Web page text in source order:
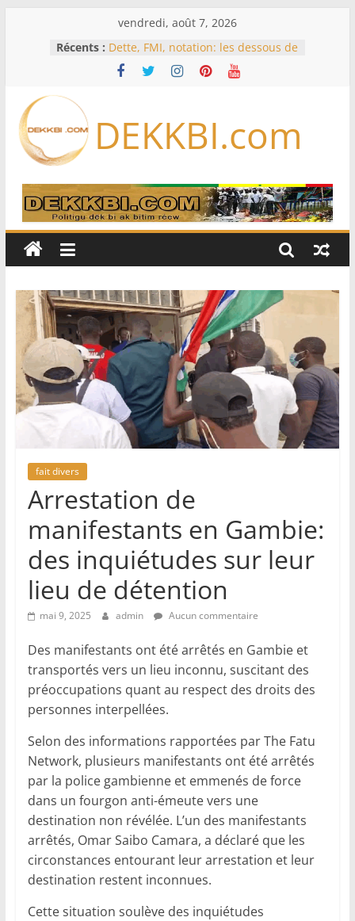
vendredi, août 7, 2026
Récents : Dette, FMI, notation: les dessous de
l’effondrement des IDE au
Sénégal…comment le Sénégal est
Bénin: Patrice Talon élu président
du Sénat, moins de trois mois
Pakistan et la Turquie signent un
accord de défense
RD Congo: Kinshasa interdit les
exportations de cuivre et de cobalt
production
extraordinaire: Six commissions
d’enquête à l’ordre du jour ce lundi
DEKKBI.com
fait divers
Arrestation de
manifestants en Gambie:
des inquiétudes sur leur
lieu de détention
mai 9, 2025 admin Aucun commentaire
Des manifestants ont été arrêtés en Gambie et
transportés vers un lieu inconnu, suscitant des
préoccupations quant au respect des droits des
personnes interpellées.
Selon des informations rapportées par The Fatu
Network, plusieurs manifestants ont été arrêtés
par la police gambienne et emmenés de force
dans un fourgon anti-émeute vers une
destination non révélée. L’un des manifestants
arrêtés, Omar Saibo Camara, a déclaré que les
circonstances entourant leur arrestation et leur
destination restent inconnues.
Cette situation soulève des inquiétudes